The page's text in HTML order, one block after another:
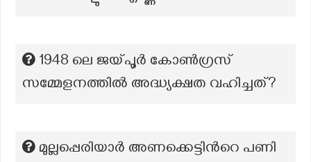
1948 ലെ ജയ്പൂർ കോൺഗ്രസ്
സമ്മേളനത്തിൽ അദ്ധ്യക്ഷത വഹിച്ചത്?
മുല്ലപ്പെരിയാര്‍ അണക്കെട്ടിന്‍റെ പണി